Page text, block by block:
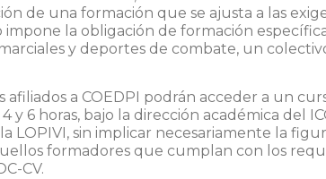
de una formación que se ajusta a las
impone la obligación de formación
y deportes de combate, un
afiliados a COEDPI podrán acceder a un
y 6 horas, bajo la dirección académica del
LOPIVI, sin implicar necesariamente la
formadores que cumplan con los
CV.